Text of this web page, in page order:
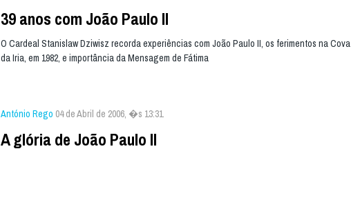
39 anos com João Paulo II
O Cardeal Stanislaw Dziwisz recorda experiências com João Paulo II, os ferimentos na Cova
da Iria, em 1982, e importância da Mensagem de Fátima
António Rego 04 de Abril de 2006, �s 13:31
A glória de João Paulo II